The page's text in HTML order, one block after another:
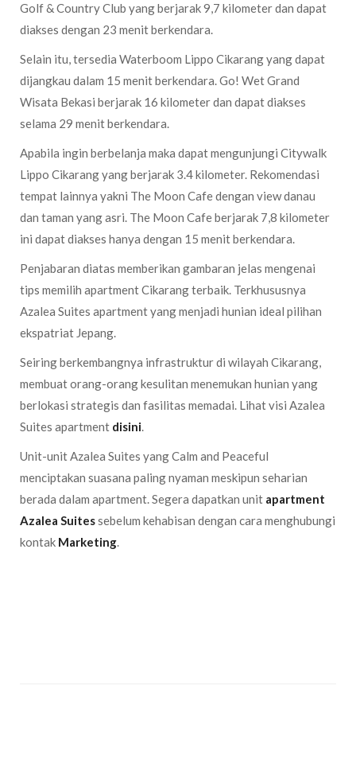
Golf & Country Club yang berjarak 9,7 kilometer dan dapat
diakses dengan 23 menit berkendara.
Selain itu, tersedia Waterboom Lippo Cikarang yang dapat
dijangkau dalam 15 menit berkendara. Go! Wet Grand
Wisata Bekasi berjarak 16 kilometer dan dapat diakses
selama 29 menit berkendara.
Apabila ingin berbelanja maka dapat mengunjungi Citywalk
Lippo Cikarang yang berjarak 3.4 kilometer. Rekomendasi
tempat lainnya yakni The Moon Cafe dengan view danau
dan taman yang asri. The Moon Cafe berjarak 7,8 kilometer
ini dapat diakses hanya dengan 15 menit berkendara.
Penjabaran diatas memberikan gambaran jelas mengenai
tips memilih apartment Cikarang terbaik. Terkhususnya
Azalea Suites apartment yang menjadi hunian ideal pilihan
ekspatriat Jepang.
Seiring berkembangnya infrastruktur di wilayah Cikarang,
membuat orang-orang kesulitan menemukan hunian yang
berlokasi strategis dan fasilitas memadai. Lihat visi Azalea
Suites apartment disini.
Unit-unit Azalea Suites yang Calm and Peaceful
menciptakan suasana paling nyaman meskipun seharian
berada dalam apartment. Segera dapatkan unit apartment
Azalea Suitessebelum kehabisan dengan cara menghubungi
kontak Marketing.